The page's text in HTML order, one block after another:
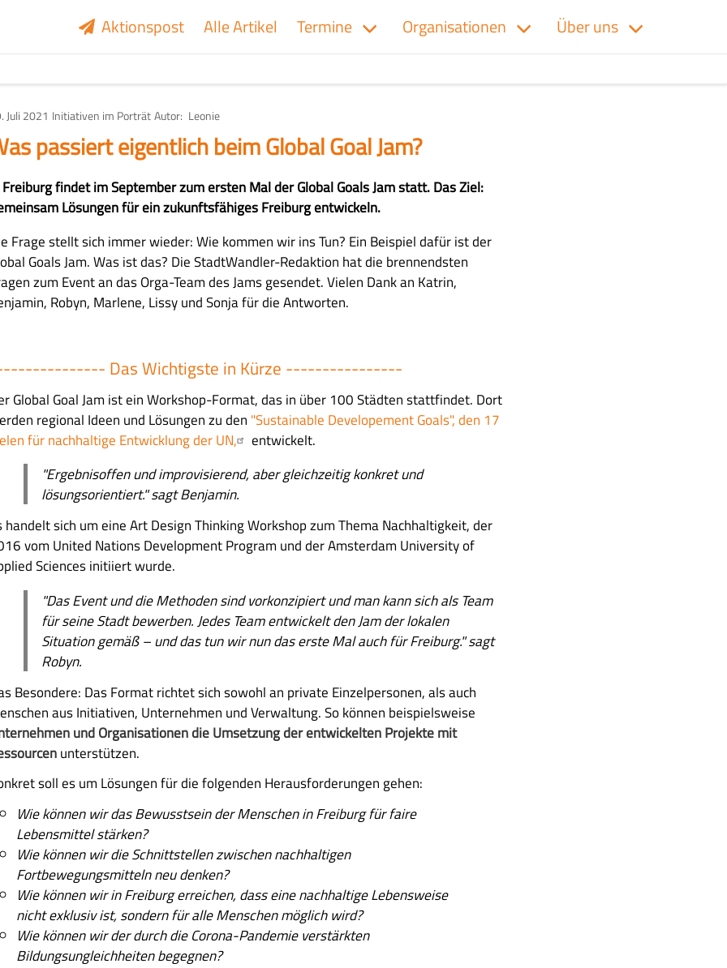
Aktionspost Alle Artikel Termine Organisationen Über uns
Juli 2021 Art
des
Artikels
Initiativen im PorträtAutor Leonie
passiert eigentlich beim Global Goal Jam?
Freiburg findet im September zum ersten Mal der Global Goals Jam statt. Das Ziel:
Lösungen für ein zukunftsfähiges Freiburg entwickeln.
Frage stellt sich immer wieder: Wie kommen wir ins Tun? Ein Beispiel dafür ist der
Goals Jam. Was ist das? Die StadtWandler-Redaktion hat die brennendsten
zum Event an das Orga-Team des Jams gesendet. Vielen Dank an Katrin,
Robyn, Marlene, Lissy und Sonja für die Antworten.
Das Wichtigste in Kürze ----------------
Global Goal Jam ist ein Workshop-Format, das in über 100 Städten stattfindet. Dort
regional Ideen und Lösungen zu den "Sustainable Developement Goals", den 17
für nachhaltige Entwicklung der UN,
entwickelt.
"Ergebnisoffen und improvisierend, aber gleichzeitig konkret und
lösungsorientiert." sagt Benjamin.
handelt sich um eine Art Design Thinking Workshop zum Thema Nachhaltigkeit, der
vom United Nations Development Program und der Amsterdam University of
Sciences initiiert wurde.
"Das Event und die Methoden sind vorkonzipiert und man kann sich als Team
für seine Stadt bewerben. Jedes Team entwickelt den Jam der lokalen
Situation gemäß – und das tun wir nun das erste Mal auch für Freiburg." sagt
Robyn.
Besondere: Das Format richtet sich sowohl an private Einzelpersonen, als auch
aus Initiativen, Unternehmen und Verwaltung. So können beispielsweise
und Organisationen die Umsetzung der entwickelten Projekte mit
unterstützen.
soll es um Lösungen für die folgenden Herausforderungen gehen:
Wie können wir das Bewusstsein der Menschen in Freiburg für faire
Lebensmittel stärken?
Wie können wir die Schnittstellen zwischen nachhaltigen
Fortbewegungsmitteln neu denken?
Wie können wir in Freiburg erreichen, dass eine nachhaltige Lebensweise
nicht exklusiv ist, sondern für alle Menschen möglich wird?
Wie können wir der durch die Corona-Pandemie verstärkten
Bildungsungleichheiten begegnen?